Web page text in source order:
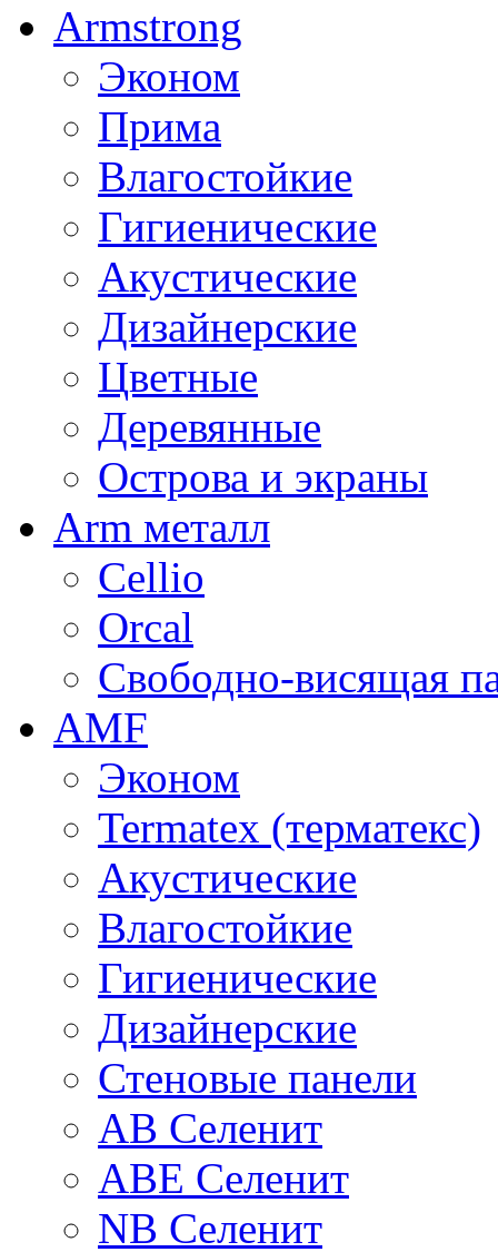
Armstrong
Эконом
Прима
Влагостойкие
Гигиенические
Акустические
Дизайнерские
Цветные
Деревянные
Острова и экраны
Arm металл
Cellio
Orcal
Свободно-висящая
AMF
Эконом
Termatex (терматекс)
Акустические
Влагостойкие
Гигиенические
Дизайнерские
Стеновые панели
AB Селенит
ABE Селенит
NB Селенит